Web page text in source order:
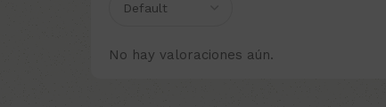
No hay valoraciones aún.